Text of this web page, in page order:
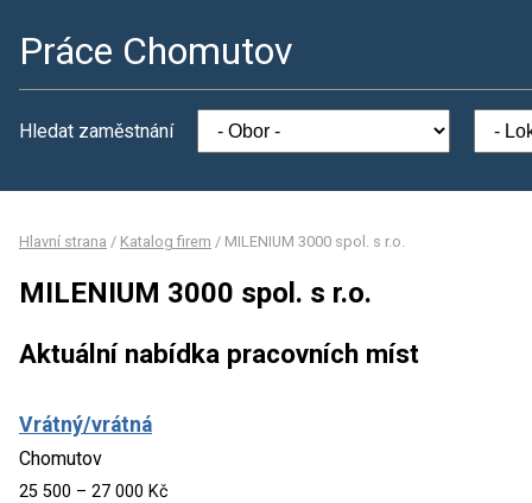
Práce Chomutov
Hledat zaměstnání
Hlavní strana / Katalog firem / MILENIUM 3000 spol. s r.o.
MILENIUM 3000 spol. s r.o.
Aktuální nabídka pracovních míst
Vrátný/vrátná
Chomutov
25 500 – 27 000 Kč